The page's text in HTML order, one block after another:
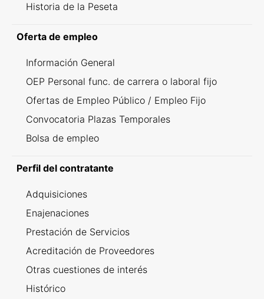
Historia de la Peseta
Oferta de empleo
Información General
OEP Personal func. de carrera o laboral fijo
Ofertas de Empleo Público / Empleo Fijo
Convocatoria Plazas Temporales
Bolsa de empleo
Perfil del contratante
Adquisiciones
Enajenaciones
Prestación de Servicios
Acreditación de Proveedores
Otras cuestiones de interés
Histórico